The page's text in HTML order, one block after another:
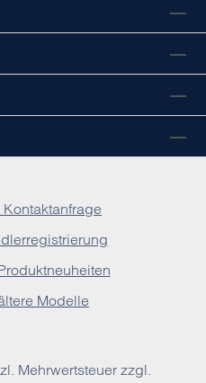
Kontaktanfrage
Modelle
Mehrwertsteuer zzgl.